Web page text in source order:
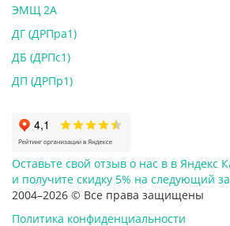
ЭМЩ 2А
ДГ (ДРПра1)
ДБ (ДРПс1)
ДП (ДРПр1)
Оставьте свой отзыв о нас в в Яндекс
и получите скидку 5% на следующий
2004–2026 © Все права защищены
Политика конфиденциальности